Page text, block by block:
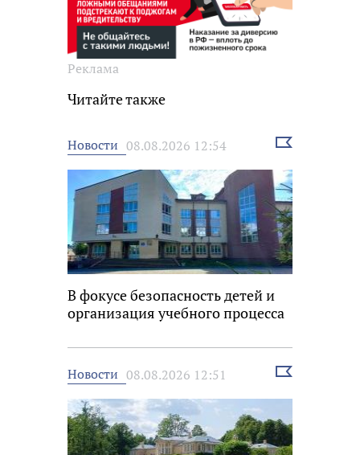
Реклама
Читайте также
Новости 08.08.2026 12:54
Выбрать
В фокусе безопасность детей и
организация учебного процесса
Новости 08.08.2026 12:51
Выбрать